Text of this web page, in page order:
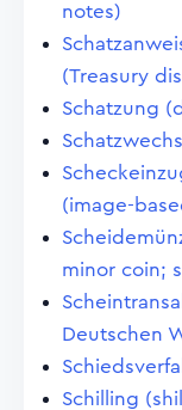
notes)
(Treasury
Schatzung
(image-
minor coin;
Deutschen
Schilling